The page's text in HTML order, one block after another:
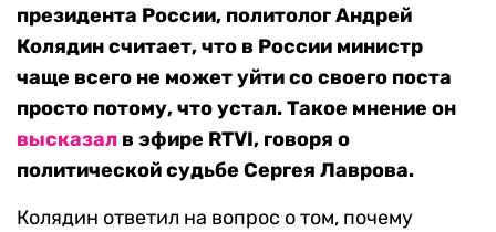
президента России, политолог Андрей
Колядин считает, что в России министр
чаще всего не может уйти со своего поста
просто потому, что устал. Такое мнение он
высказал в эфире RTVI, говоря о
политической судьбе Сергея Лаврова.
Колядин ответил на вопрос о том, почему